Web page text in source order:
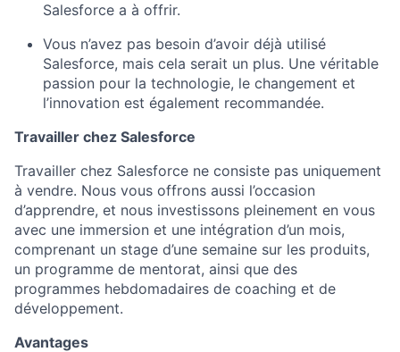
Salesforce a à offrir.
Vous n’avez pas besoin d’avoir déjà utilisé
Salesforce, mais cela serait un plus. Une véritable
passion pour la technologie, le changement et
l’innovation est également recommandée.
Travailler chez Salesforce
Travailler chez Salesforce ne consiste pas uniquement
à vendre. Nous vous offrons aussi l’occasion
d’apprendre, et nous investissons pleinement en vous
avec une immersion et une intégration d’un mois,
comprenant un stage d’une semaine sur les produits,
un programme de mentorat, ainsi que des
programmes hebdomadaires de coaching et de
développement.
Avantages